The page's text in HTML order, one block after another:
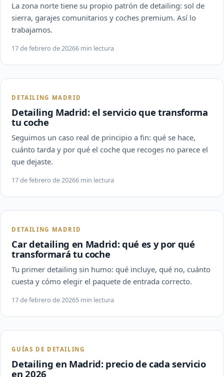
La zona norte tiene su propio patrón de detailing: sol de
sierra, garajes comunitarios y coches premium. Así lo
trabajamos.
17 de febrero de 20266 min lectura
DETAILING MADRID
Detailing Madrid: el servicio que transforma
tu coche
Seguimos un caso real de principio a fin: qué se hace,
cuánto tarda y por qué el coche que recoges no parece el
que dejaste.
17 de febrero de 20266 min lectura
DETAILING MADRID
Car detailing en Madrid: qué es y por qué
transformará tu coche
Tu primer detailing sin humo: qué incluye, qué no, cuánto
cuesta y cómo elegir el paquete de entrada correcto.
17 de febrero de 20265 min lectura
GUÍAS DE DETAILING
Detailing en Madrid: precio de cada servicio
en 2026